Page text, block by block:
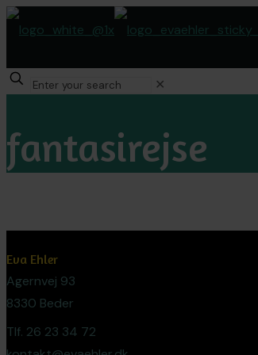
✕
fantasirejse
Eva Ehler
Agernvej 93
8330 Beder
Tlf. 26 23 34 72